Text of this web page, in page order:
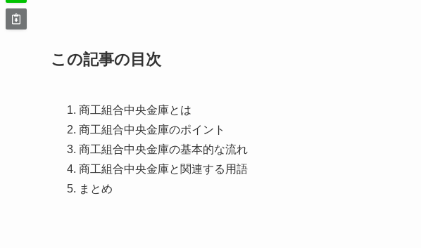
この記事の目次
商工組合中央金庫とは
商工組合中央金庫のポイント
商工組合中央金庫の基本的な流れ
商工組合中央金庫と関連する用語
まとめ